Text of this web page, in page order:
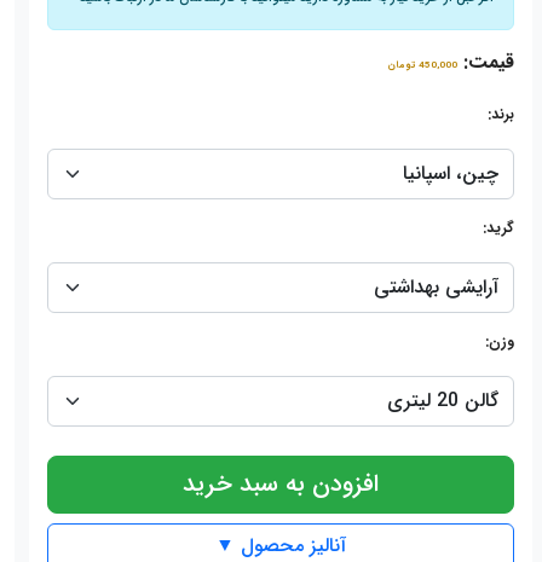
قیمت: 450,000 تومان
برند:
گرید:
وزن:
افزودن به سبد خرید
آنالیز محصول ▼